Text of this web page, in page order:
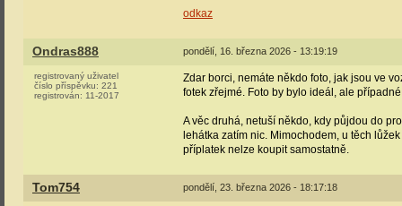
odkaz
Ondras888 pondělí, 16. března 2026 - 13:19:19
registrovaný uživatel
číslo příspěvku: 221
registrován: 11-2017
Zdar borci, nemáte někdo foto, jak jsou ve
fotek zřejmé. Foto by bylo ideál, ale
A věc druhá, netuší někdo, kdy půjdou do
lehátka zatím nic. Mimochodem, u těch
příplatek nelze koupit samostatně.
Tom754 pondělí, 23. března 2026 - 18:17:18